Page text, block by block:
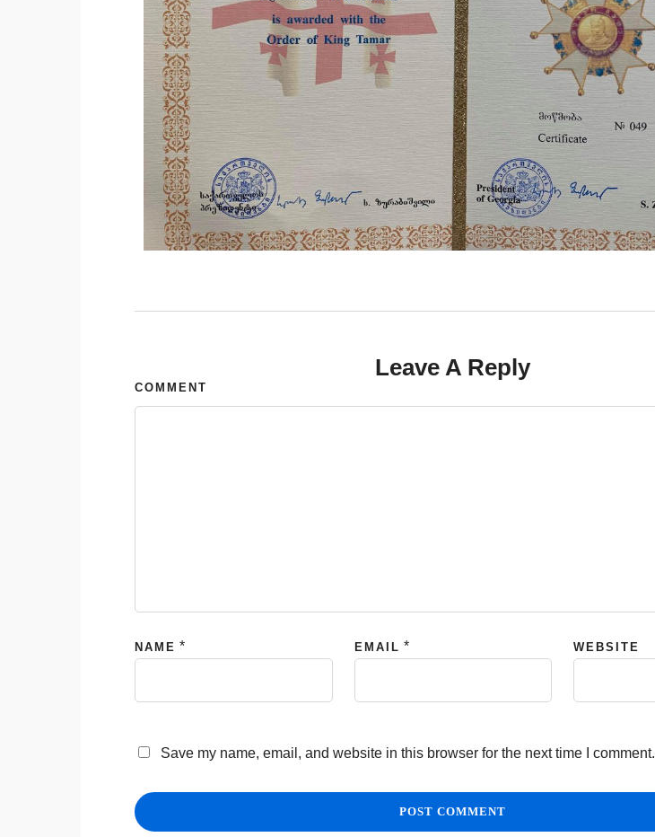
Leave A Reply
COMMENT
NAME * EMAIL * WEBSITE
Save my name, email, and website in this browser for the next time I comment.